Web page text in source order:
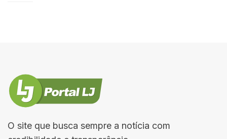
O site que busca sempre a notícia com